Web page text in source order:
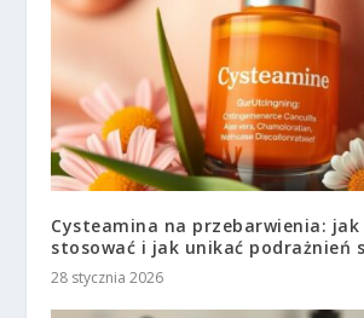
Cysteamina na przebarwienia: jak
stosować i jak unikać podrażnień
28 stycznia 2026